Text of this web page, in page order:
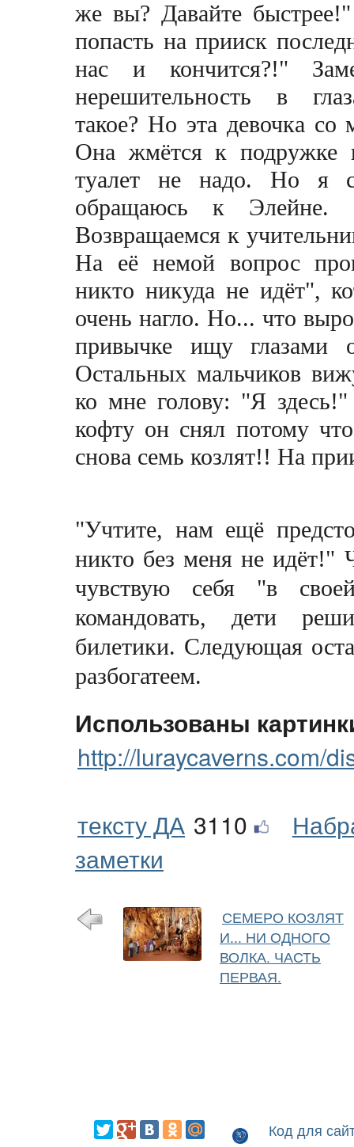
же вы? Давайте
попасть на прииск
нас и кончится?!"
нерешительность в
такое? Но эта девочка со
Она жмётся к подружке
туалет не надо. Но я
обращаюсь к
Возвращаемся к
На её немой вопрос
никто никуда не идёт",
очень нагло. Но... что
привычке ищу глазами
Остальных мальчиков
ко мне голову: "Я
кофту он снял потому
снова семь козлят!! На
"Учтите, нам ещё
никто без меня не идёт!"
чувствую себя "в
командовать, дети
билетики. Следующая
разбогатеем.
Использованы
http://luraycaverns.com/
тексту ДА 3110
заметки
СЕМЕРО КОЗЛЯТ
И... НИ ОДНОГО
ВОЛКА. ЧАСТЬ
ПЕРВАЯ.
Код для